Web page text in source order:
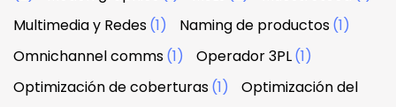
Multimedia y Redes(1) Naming de productos(1)
Omnichannel comms(1) Operador 3PL(1)
Optimización de coberturas(1)
Optimización del